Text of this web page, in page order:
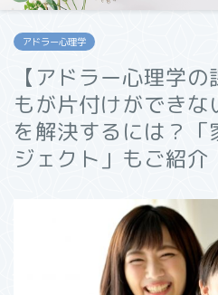
アドラー心理学
【アドラー心理学
もが片付けができな
を解決するには？「
ジェクト」もご紹介